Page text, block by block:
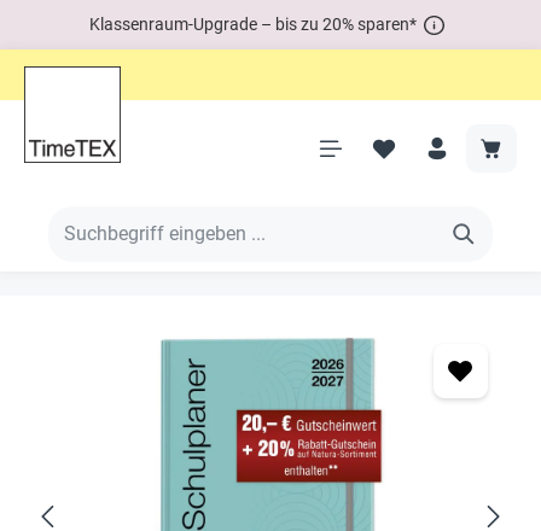
Klassenraum-Upgrade – bis zu 20% sparen*